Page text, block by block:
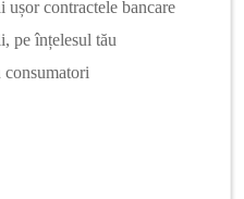
ușor contractele bancare
pe înțelesul tău